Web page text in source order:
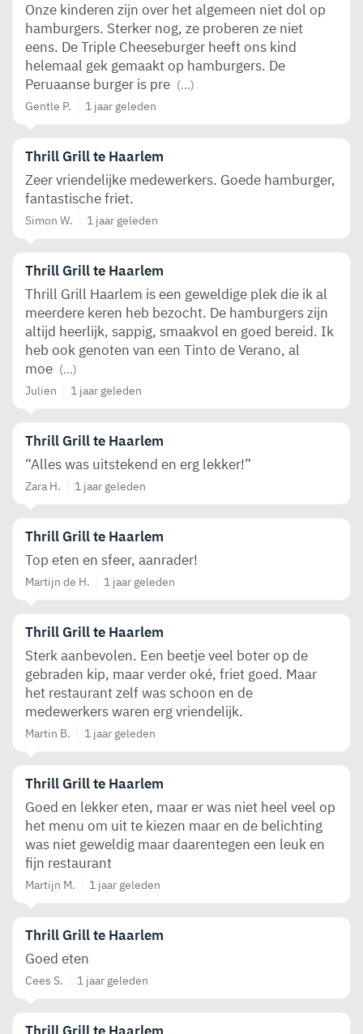
Onze kinderen zijn over het algemeen niet dol op
hamburgers. Sterker nog, ze proberen ze niet
eens. De Triple Cheeseburger heeft ons kind
helemaal gek gemaakt op hamburgers. De
Peruaanse burger is pre (...)
Gentle P.
1 jaar geleden
Thrill Grill te Haarlem
Zeer vriendelijke medewerkers. Goede hamburger,
fantastische friet.
Simon W. 1 jaar geleden
Thrill Grill te Haarlem
Thrill Grill Haarlem is een geweldige plek die ik al
meerdere keren heb bezocht. De hamburgers zijn
altijd heerlijk, sappig, smaakvol en goed bereid. Ik
heb ook genoten van een Tinto de Verano, al
moe (...)
Julien
1 jaar geleden
Thrill Grill te Haarlem
“Alles was uitstekend en erg lekker!”
Zara H. 1 jaar geleden
Thrill Grill te Haarlem
Top eten en sfeer, aanrader!
Martijn de H. 1 jaar geleden
Thrill Grill te Haarlem
Sterk aanbevolen. Een beetje veel boter op de
gebraden kip, maar verder oké, friet goed. Maar
het restaurant zelf was schoon en de
medewerkers waren erg vriendelijk.
Martin B. 1 jaar geleden
Thrill Grill te Haarlem
Goed en lekker eten, maar er was niet heel veel op
het menu om uit te kiezen maar en de belichting
was niet geweldig maar daarentegen een leuk en
fijn restaurant
Martijn M. 1 jaar geleden
Thrill Grill te Haarlem
Goed eten
Cees S. 1 jaar geleden